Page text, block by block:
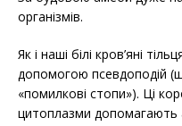
організмів.
Як і наші білі кров’яні
допомогою псевдоподій
«помилкові стопи»). Ці
цитоплазми допомагають